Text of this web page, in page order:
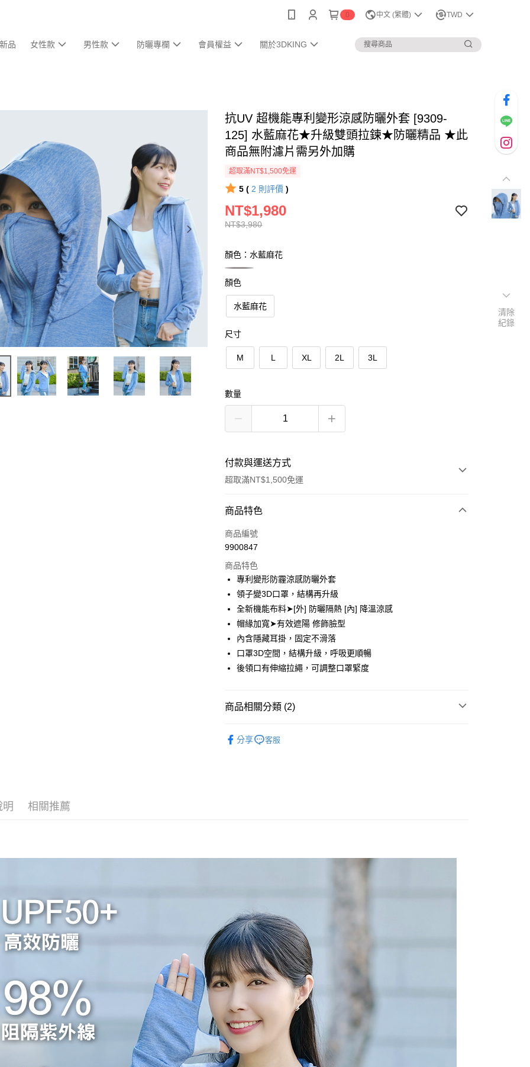
0 中文 (繁體) TWD
品 女性款 男性款 防曬專欄 會員權益 關於3DKING
抗UV 超機能專利變形涼感防曬外套 [9309-
125] 水藍麻花★升級雙頭拉鍊★防曬精品 ★此
商品無附濾片需另外加購
超取滿NT$1,500免運
5 ( 2 則評價 )
NT$3,980
NT$1,980
顏色：水藍麻花
顏色
水藍麻花
尺寸
M L XL 2L 3L
數量
付款與運送方式
超取滿NT$1,500免運
付款方式
信用卡一次付款
3 期 0 利率 每期 NT$660
合作金庫商業銀行
華南商業銀行
彰化商業銀行
國泰世華商業銀行
臺灣中小企業銀行
匯豐（台灣）商業銀行
華泰商業銀行
聯邦商業銀行
遠東國際商業銀行
台新國際商業銀行
超商取貨付款
Apple Pay
Google Pay
相關說明
２．訂單成立數日內，您將收到繳費通知簡訊。
先享後付繳納相關費用。
※ 交易是否成功請以「AFTEE先享後付 」之結帳頁面顯示為準，若有關於
是否繳費成功／繳費後需取消欲退款等相關疑問，請聯繫「AFTEE先享後
付客戶支援中心」https://netprotections.freshdesk.com/support/home
【注意事項】
１．透過由恩沛科技股份有限公司提供之「AFTEE先享後付」服務完成之
交易，需依本服務之必要範圍內提供個人資料，並將交易相關給付款項請
求債權轉讓予恩沛科技股份有限公司。
２．關於個人資料處理事宜，請瀏覽以下網址：
https://aftee.tw/terms/#terms3
３．未成年的使用者請事先徵得法定代理人或監護人之同意方可使用
「AFTEE先享後付」，若未經同意申辦者引起之損失，本公司不負相關責
任。
４．使用「AFTEE先享後付」時，將依據個別帳號之用戶狀況，依本公司
付款後全家取貨
每筆NT$65，滿NT$1,500(含以上)免運費
付款後7-11取貨
每筆NT$75，滿NT$1,500(含以上)免運費
新竹貨運(本島)
每筆NT$75，滿NT$1,500(含以上)免運費
新竹貨運(離島)
每筆NT$75，滿NT$1,500(含以上)免運費
商品特色
商品編號
9900847
商品特色
專利變形防霾涼感防曬外套
領子變3D口罩，結構再升級
全新機能布料➤[外] 防曬隔熱 [內] 降溫涼感
帽緣加寬➤有效遮陽 修飾臉型
內含隱藏耳掛，固定不滑落
口罩3D空間，結構升級，呼吸更順暢
後領口有伸縮拉繩，可調整口罩緊度
商品相關分類 (2)
分享 客服
明 相關推薦
清除
紀錄